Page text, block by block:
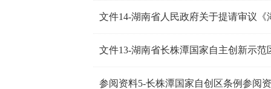
文件13-湖南省长株潭国家自主创新示范
参阅资料5-长株潭国家自创区条例参阅